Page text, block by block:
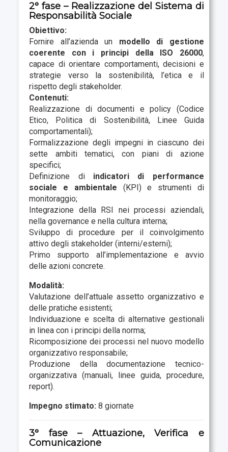
2° fase – Realizzazione del Sistema di
Responsabilità Sociale
Obiettivo:
Fornire all’azienda un modello di gestione
coerente con i principi della ISO 26000,
capace di orientare comportamenti, decisioni e
strategie verso la sostenibilità, l’etica e il
rispetto degli stakeholder.
Contenuti:
Realizzazione di documenti e policy (Codice
Etico, Politica di Sostenibilità, Linee Guida
comportamentali);
Formalizzazione degli impegni in ciascuno dei
sette ambiti tematici, con piani di azione
specifici;
Definizione di indicatori di performance
sociale e ambientale (KPI) e strumenti di
monitoraggio;
Integrazione della RSI nei processi aziendali,
nella governance e nella cultura interna;
Sviluppo di procedure per il coinvolgimento
attivo degli stakeholder (interni/esterni);
Primo supporto all’implementazione e avvio
delle azioni concrete.
Modalità:
Valutazione dell’attuale assetto organizzativo e
delle pratiche esistenti;
Individuazione e scelta di alternative gestionali
in linea con i principi della norma;
Ricomposizione dei processi nel nuovo modello
organizzativo responsabile;
Produzione della documentazione tecnico-
organizzativa (manuali, linee guida, procedure,
report).
Impegno stimato: 8 giornate
3° fase – Attuazione, Verifica e
Comunicazione